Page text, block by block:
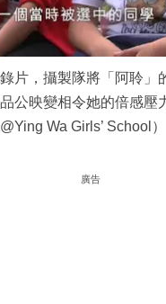
片，攝製隊將「阿聆」
公映變相令她的倍感壓
Wa Girls’ School）
廣告